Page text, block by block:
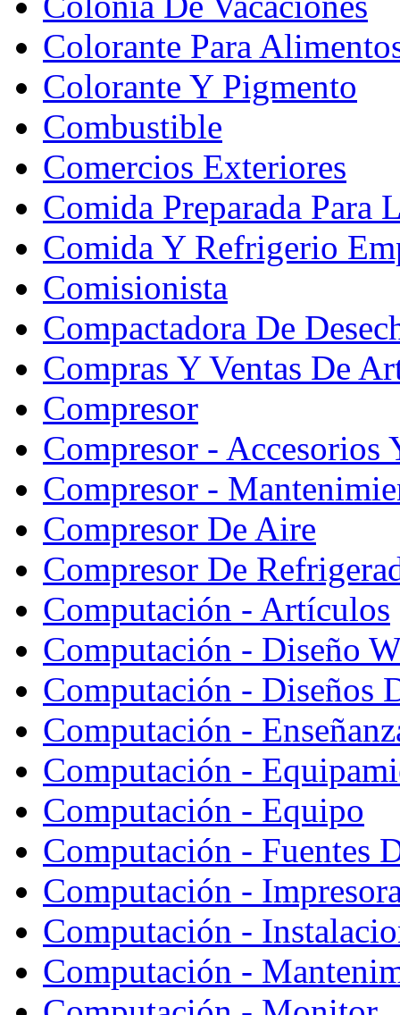
Colorante Para
Colorante Y Pigmento
Combustible
Comercios Exteriores
Comida Preparada Para
Comida Y Refrigerio
Comisionista
Compactadora De
Compras Y Ventas De
Compresor
Compresor - Accesorios
Compresor -
Compresor De Aire
Compresor De
Computación - Artículos
Computación - Diseño
Computación - Diseños
Computación -
Computación -
Computación - Equipo
Computación - Fuentes
Computación -
Computación -
Computación -